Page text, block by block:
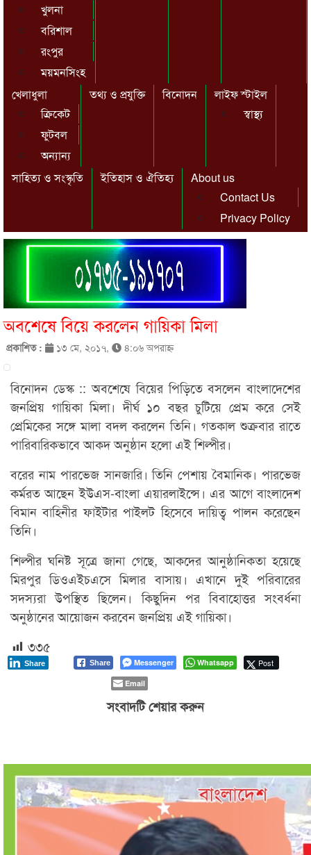
খুলনা
বরিশাল
রংপুর
ময়মনসিংহ
খেলাধুলা
ক্রিকেট
ফুটবল
অন্যান্য
তথ্য ও প্রযুক্তি বিনোদন
লাইফ স্টাইল
স্বাস্থ্য
সাহিত্য ও সংস্কৃতি ইতিহাস ও ঐতিহ্য
About us
Contact Us
Privacy Policy
অবশেষে বিয়ে করলেন গায়িকা মিলা
প্রকাশিত : ১৩ মে, ২০১৭, ৪:০৬ অপরাহ্ণ
বিনোদন ডেস্ক :: অবশেষে বিয়ের পিড়িতে বসলেন বাংলাদেশের
জনপ্রিয় গায়িকা মিলা। দীর্ঘ ১০ বছর চুটিয়ে প্রেম করে সেই
প্রেমিকের সঙ্গে মালা বদল করলেন তিনি। গতকাল শুক্রবার রাতে
পারিবারিকভাবে আকদ অনুষ্ঠান হলো এই শিল্পীর।
বরের নাম পারভেজ সানজারি। তিনি পেশায় বৈমানিক। পারভেজ
কর্মরত আছেন ইউএস-বাংলা এয়ারলাইন্সে। এর আগে বাংলাদেশ
বিমান বাহিনীর ফাইটার পাইলট হিসেবে দায়িত্ব পালন করেছেন
তিনি।
শিল্পীর ঘনিষ্ট সূত্রে জানা গেছে, আকদের আনুষ্ঠানিকতা হয়েছে
মিরপুর ডিওএইচএসে মিলার বাসায়। এখানে দুই পরিবারের
সদস্যরা উপস্থিত ছিলেন। কিছুদিন পর বিবাহোত্তর সংবর্ধনা
অনুষ্ঠানের আয়োজন করবেন জনপ্রিয় এই গায়িকা।
৩৩৫
Share Messenger Whatsapp Post
Share
Email
সংবাদটি শেয়ার করুন